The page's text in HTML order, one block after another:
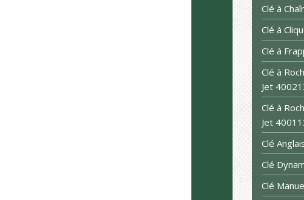
Clé à
Clé à
Clé à
Clé à
Jet
Clé à
Jet
Clé
Clé
Clé